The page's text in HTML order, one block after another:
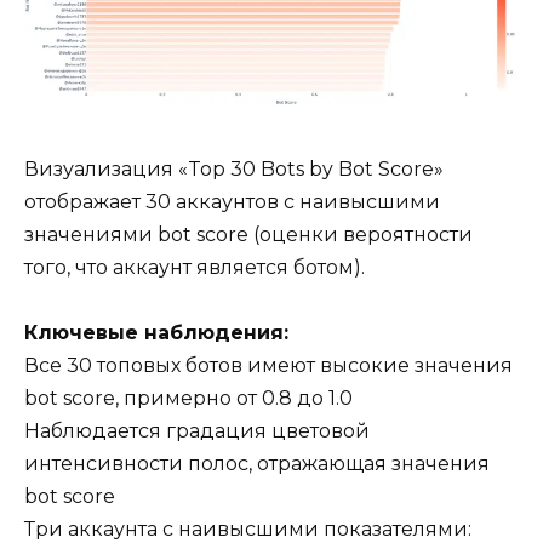
Визуализация «Top 30 Bots by Bot Score»
отображает 30 аккаунтов с наивысшими
значениями bot score (оценки вероятности
того, что аккаунт является ботом).
Ключевые наблюдения:
Все 30 топовых ботов имеют высокие значения
bot score, примерно от 0.8 до 1.0
Наблюдается градация цветовой
интенсивности полос, отражающая значения
bot score
Три аккаунта с наивысшими показателями: